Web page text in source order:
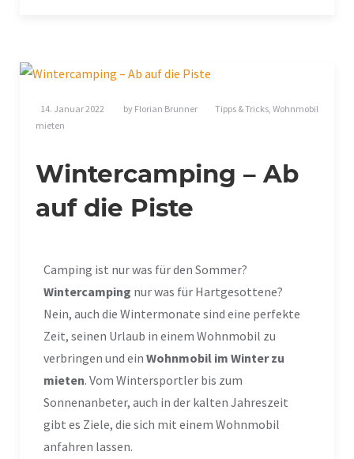
14. Januar 2022 by Florian Brunner Tipps & Tricks, Wohnmobil
mieten
Wintercamping – Ab
auf die Piste
Camping ist nur was für den Sommer?
Wintercamping nur was für Hartgesottene?
Nein, auch die Wintermonate sind eine perfekte
Zeit, seinen Urlaub in einem Wohnmobil zu
verbringen und ein Wohnmobil im Winter zu
mieten. Vom Wintersportler bis zum
Sonnenanbeter, auch in der kalten Jahreszeit
gibt es Ziele, die sich mit einem Wohnmobil
anfahren lassen.